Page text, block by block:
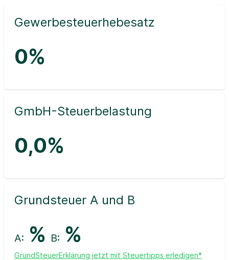
Gewerbesteuerhebesatz
0%
GmbH-Steuerbelastung
0,0%
Grundsteuer A und B
A: % B: %
GrundSteuerErklärung jetzt mit Steuertipps erledigen*